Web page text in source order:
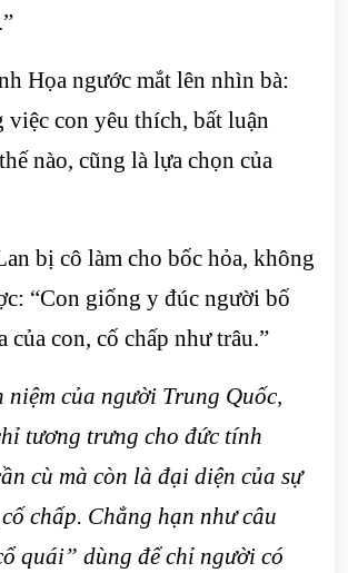
Họa ngước mắt lên nhìn bà:
việc con yêu thích, bất luận
nào, cũng là lựa chọn của
bị cô làm cho bốc hỏa, không
“Con giống y đúc người bố
của con, cố chấp như trâu.”
niệm của người Trung Quốc,
tương trưng cho đức tính
cù mà còn là đại diện của sự
chấp. Chẳng hạn như câu
quái” dùng để chỉ người có